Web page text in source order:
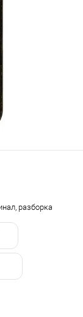
разборка